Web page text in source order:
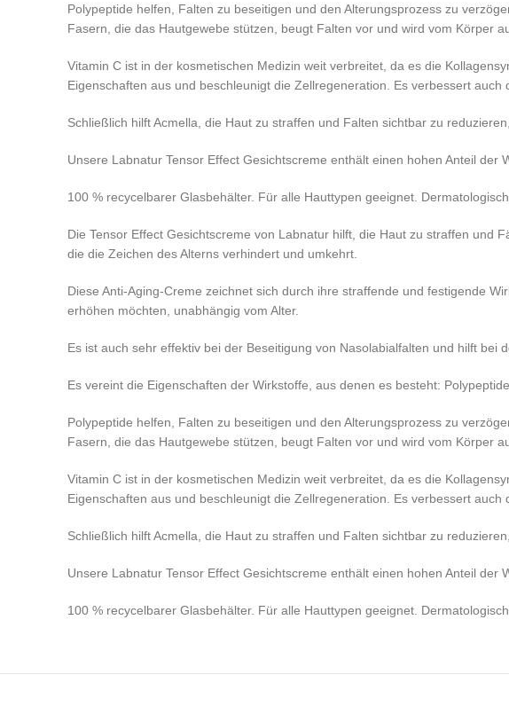
Polypeptide helfen, Falten zu beseitigen und den Alterungsprozess zu
Fasern, die das Hautgewebe stützen, beugt Falten vor und wird vom Körper
Vitamin C ist in der kosmetischen Medizin weit verbreitet, da es die
Eigenschaften aus und beschleunigt die Zellregeneration. Es verbessert
Schließlich hilft Acmella, die Haut zu straffen und Falten sichtbar zu
Unsere Labnatur Tensor Effect Gesichtscreme enthält einen hohen Anteil
100 % recycelbarer Glasbehälter. Für alle Hauttypen geeignet.
Die Tensor Effect Gesichtscreme von Labnatur hilft, die Haut zu straffen und
die die Zeichen des Alterns verhindert und umkehrt.
Diese Anti-Aging-Creme zeichnet sich durch ihre straffende und festigende
erhöhen möchten, unabhängig vom Alter.
Es ist auch sehr effektiv bei der Beseitigung von Nasolabialfalten und hilft
Es vereint die Eigenschaften der Wirkstoffe, aus denen es besteht:
Polypeptide helfen, Falten zu beseitigen und den Alterungsprozess zu
Fasern, die das Hautgewebe stützen, beugt Falten vor und wird vom Körper
Vitamin C ist in der kosmetischen Medizin weit verbreitet, da es die
Eigenschaften aus und beschleunigt die Zellregeneration. Es verbessert
Schließlich hilft Acmella, die Haut zu straffen und Falten sichtbar zu
Unsere Labnatur Tensor Effect Gesichtscreme enthält einen hohen Anteil
100 % recycelbarer Glasbehälter. Für alle Hauttypen geeignet.